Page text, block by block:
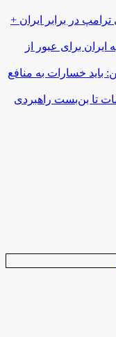
در برابر ایران +
برای عبور از
باید خسارات به منافع
تا بن‌بست راهبردی